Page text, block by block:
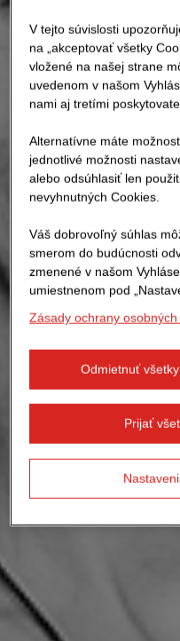
V tejto súvislosti
na „akceptovať všetky
vložené na našej strane
uvedenom v našom
nami aj tretími
Alternatívne máte
jednotlivé možnosti
alebo odsúhlasiť len
nevyhnutných Cookies.
Váš dobrovoľný súhlas
smerom do budúcnosti
zmenené v našom
umiestnenom pod
Zásady ochrany
Odmietnuť
Prijať